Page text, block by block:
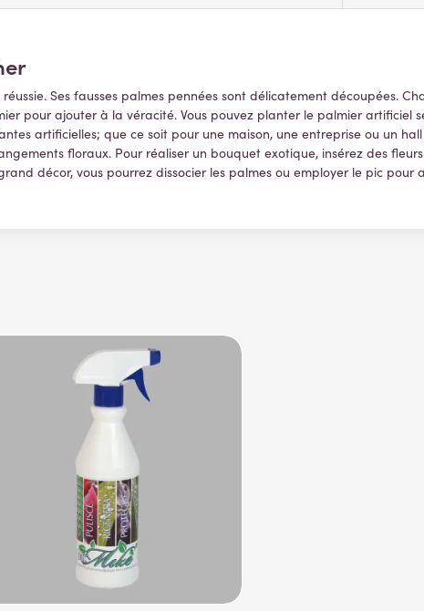
Ses fausses palmes pennées sont délicatement découpées.
pour ajouter à la véracité. Vous pouvez planter le palmier artificiel
artificielles; que ce soit pour une maison, une entreprise ou un
floraux. Pour réaliser un bouquet exotique, insérez des
décor, vous pourrez dissocier les palmes ou employer le pic